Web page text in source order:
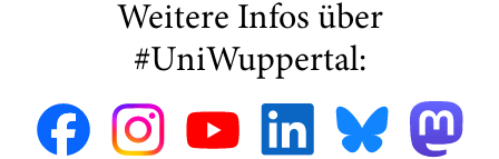
Weitere Infos über
#UniWuppertal: